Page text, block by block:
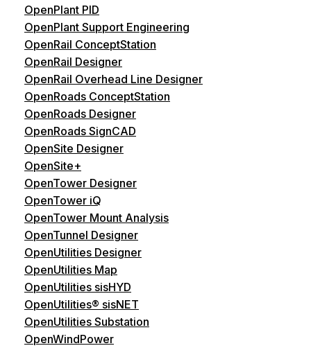
OpenPlant PID
OpenPlant Support Engineering
OpenRail ConceptStation
OpenRail Designer
OpenRail Overhead Line Designer
OpenRoads ConceptStation
OpenRoads Designer
OpenRoads SignCAD
OpenSite Designer
OpenSite+
OpenTower Designer
OpenTower iQ
OpenTower Mount Analysis
OpenTunnel Designer
OpenUtilities Designer
OpenUtilities Map
OpenUtilities sisHYD
OpenUtilities® sisNET
OpenUtilities Substation
OpenWindPower